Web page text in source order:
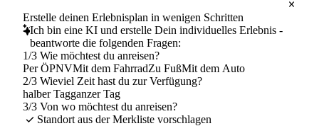
Erstelle deinen Erlebnisplan in wenigen Schritten
Ich bin eine KI und erstelle Dein individuelles Erlebnis -
beantworte die folgenden Fragen:
1/3 Wie möchtest du anreisen?
Per ÖPNVMit dem FahrradZu FußMit dem Auto
2/3 Wieviel Zeit hast du zur Verfügung?
halber Tagganzer Tag
3/3 Von wo möchtest du anreisen?
Standort aus der Merkliste vorschlagen